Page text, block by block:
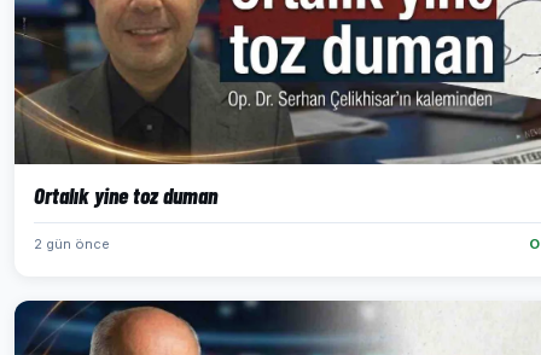
Ortalık yine toz duman
2 gün önce